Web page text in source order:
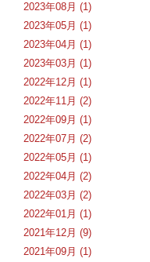
2023年08月 (1)
2023年05月 (1)
2023年04月 (1)
2023年03月 (1)
2022年12月 (1)
2022年11月 (2)
2022年09月 (1)
2022年07月 (2)
2022年05月 (1)
2022年04月 (2)
2022年03月 (2)
2022年01月 (1)
2021年12月 (9)
2021年09月 (1)